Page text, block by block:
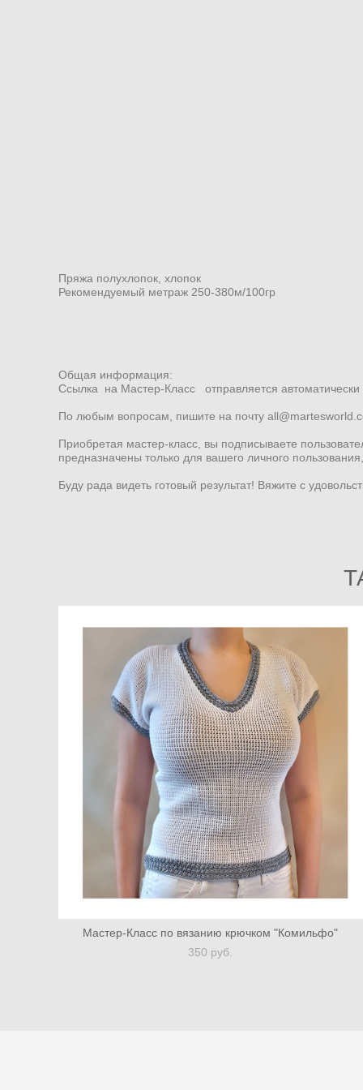
Пряжа полухлопок, хлопок
Рекомендуемый метраж 250-380м/100гр
Общая информация:
Ссылка на Мастер-Класс отправляется
По любым вопросам, пишите на почту
Приобретая мастер-класс, вы подписываете
предназначены только для вашего личного
Буду рада видеть готовый результат! Вяжите с
Мастер-Класс по вязанию крючком "Комильфо"
350 pуб.